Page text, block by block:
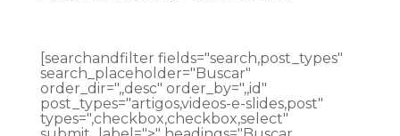
[searchandfilter fields="search,post_types"
search_placeholder="Buscar"
order_dir=",,desc" order_by=",,id"
post_types="artigos,videos-e-slides,post"
types=",checkbox,checkbox,select"